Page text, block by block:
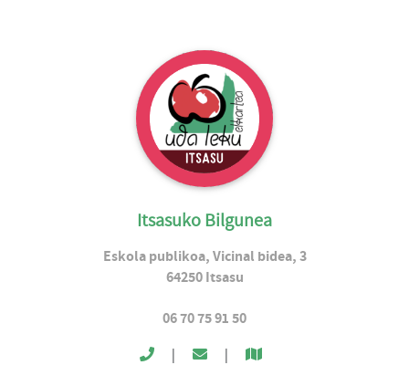
Itsasuko Bilgunea
Eskola publikoa, Vicinal bidea, 3
64250 Itsasu
06 70 75 91 50
| |